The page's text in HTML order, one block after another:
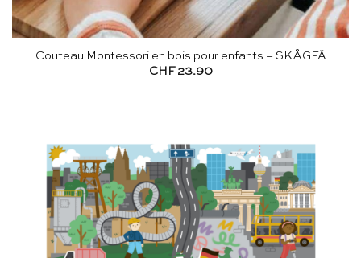
Couteau Montessori en bois pour enfants – SKÅGFÄ
CHF 23.90